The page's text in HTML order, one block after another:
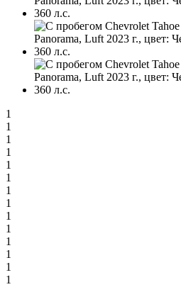
1
1
1
1
1
1
1
1
1
1
1
1
1
1